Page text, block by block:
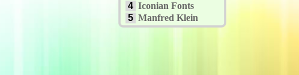
4 Iconian Fonts
5 Manfred Klein